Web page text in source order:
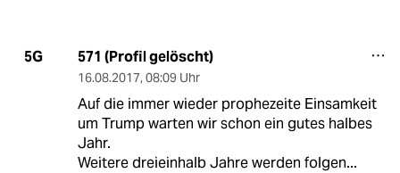
5G 571 (Profil gelöscht)
16.08.2017, 08:09 Uhr
Auf die immer wieder prophezeite Einsamkeit
um Trump warten wir schon ein gutes halbes
Jahr.
Weitere dreieinhalb Jahre werden folgen...